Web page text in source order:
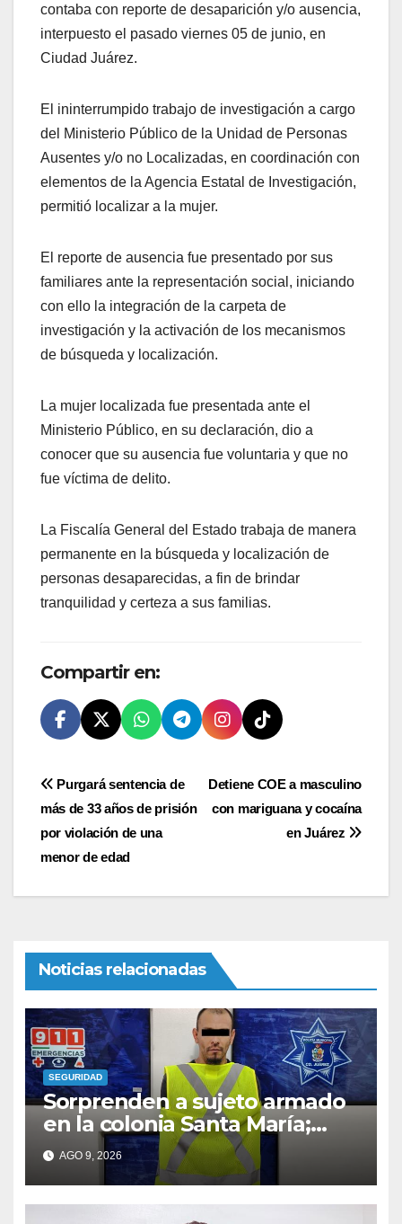
contaba con reporte de desaparición y/o ausencia,
interpuesto el pasado viernes 05 de junio, en
Ciudad Juárez.
El ininterrumpido trabajo de investigación a cargo
del Ministerio Público de la Unidad de Personas
Ausentes y/o no Localizadas, en coordinación con
elementos de la Agencia Estatal de Investigación,
permitió localizar a la mujer.
El reporte de ausencia fue presentado por sus
familiares ante la representación social, iniciando
con ello la integración de la carpeta de
investigación y la activación de los mecanismos
de búsqueda y localización.
La mujer localizada fue presentada ante el
Ministerio Público, en su declaración, dio a
conocer que su ausencia fue voluntaria y que no
fue víctima de delito.
La Fiscalía General del Estado trabaja de manera
permanente en la búsqueda y localización de
personas desaparecidas, a fin de brindar
tranquilidad y certeza a sus familias.
Compartir en:
Navegación
de
entradas
Detiene COE a masculino
con mariguana y cocaína
en Juárez
Purgará sentencia de
más de 33 años de prisión
por violación de una
menor de edad
Noticias relacionadas
SEGURIDAD
Sorprenden a sujeto armado
en la colonia Santa María;
llevaba un revólver en el
pantalón
AGO 9, 2026